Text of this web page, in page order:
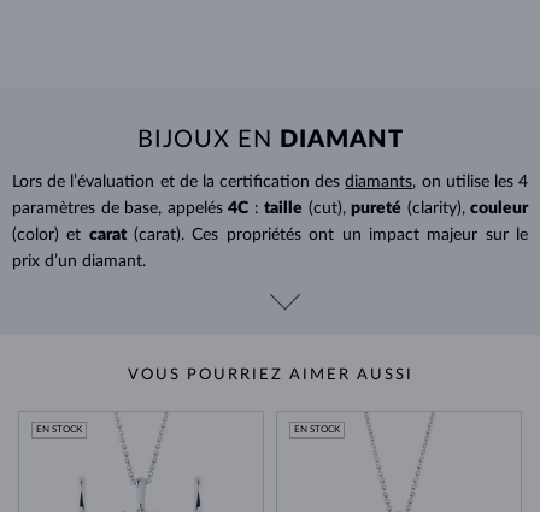
BIJOUX EN DIAMANT
Lors de l’évaluation et de la certification desdiamants, on utilise les 4
paramètres de base, appelés 4C : taille (cut), pureté (clarity), couleur
(color) et carat (carat). Ces propriétés ont un impact majeur sur le
prix d’un diamant.
VOUS POURRIEZ AIMER AUSSI
EN STOCK EN STOCK